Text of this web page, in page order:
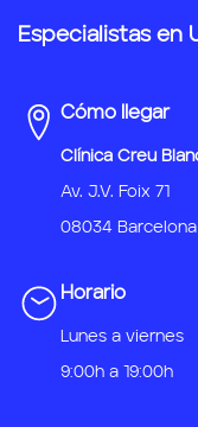
Especialistas en
Cómo llegar
Clínica Creu
Av. J.V. Foix 71
08034 Barcelona
Horario
Lunes a viernes
9:00h a 19:00h